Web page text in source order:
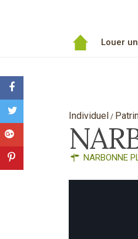
Louer
Individuel /
NARBONNE